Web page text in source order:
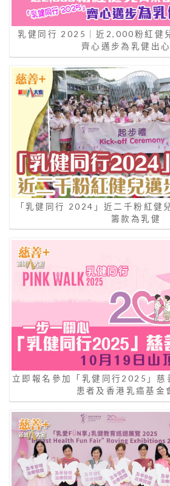
乳健同行 2025｜近2,000粉紅健
齊心邁步為乳健出
「乳健同行 2024」近二千粉紅健
籌款為乳健
立即報名參加「乳健同行2025」慈
患者及香港乳癌基金